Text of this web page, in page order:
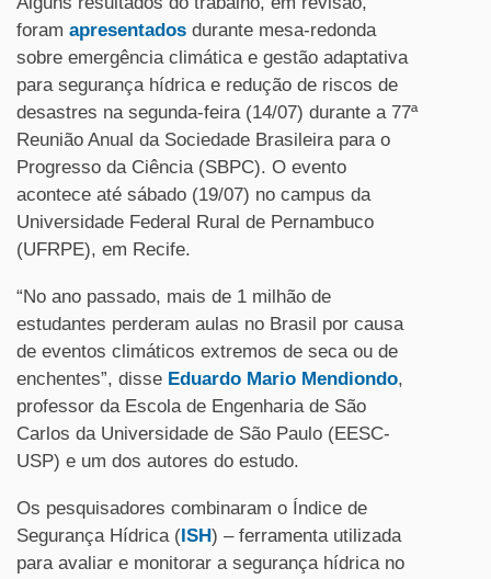
foram apresentados durante mesa-redonda
sobre emergência climática e gestão adaptativa
para segurança hídrica e redução de riscos de
desastres na segunda-feira (14/07) durante a 77ª
Reunião Anual da Sociedade Brasileira para o
Progresso da Ciência (SBPC). O evento
acontece até sábado (19/07) no campus da
Universidade Federal Rural de Pernambuco
(UFRPE), em Recife.
“No ano passado, mais de 1 milhão de
estudantes perderam aulas no Brasil por causa
de eventos climáticos extremos de seca ou de
enchentes”, disse Eduardo Mario Mendiondo,
professor da Escola de Engenharia de São
Carlos da Universidade de São Paulo (EESC-
USP) e um dos autores do estudo.
Os pesquisadores combinaram o Índice de
Segurança Hídrica (ISH) – ferramenta utilizada
para avaliar e monitorar a segurança hídrica no